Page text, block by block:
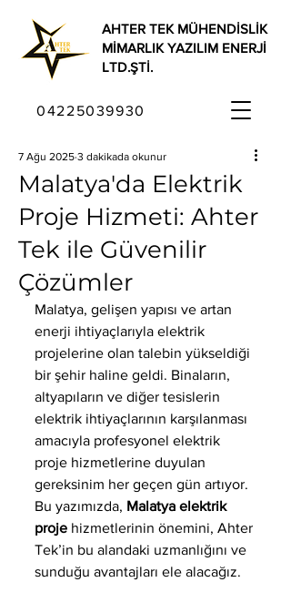
04225039930
AHTER TEK MÜHENDİSLİK
MİMARLIK YAZILIM ENERJİ
LTD.ŞTİ.
Malatya'da Elektrik
Proje Hizmeti: Ahter
Tek ile Güvenilir
Çözümler
7 Ağu 2025 3 dakikada okunur
Malatya, gelişen yapısı ve artan
enerji ihtiyaçlarıyla elektrik
projelerine olan talebin yükseldiği
bir şehir haline geldi. Binaların,
altyapıların ve diğer tesislerin
elektrik ihtiyaçlarının karşılanması
amacıyla profesyonel elektrik
proje hizmetlerine duyulan
gereksinim her geçen gün artıyor.
Bu yazımızda, Malatya elektrik
proje hizmetlerinin önemini, Ahter
Tek’in bu alandaki uzmanlığını ve
sunduğu avantajları ele alacağız.